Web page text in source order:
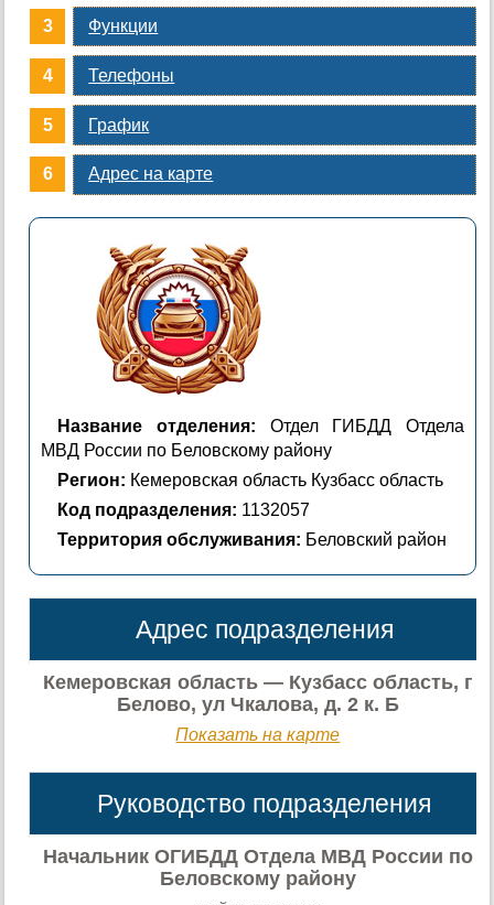
Функции
Телефоны
График
Адрес на карте
Название отделения: Отдел ГИБДД Отдела
МВД России по Беловскому району
Регион: Кемеровская область Кузбасс область
Код подразделения: 1132057
Территория обслуживания: Беловский район
Адрес подразделения
Кемеровская область — Кузбасс область, г
Белово, ул Чкалова, д. 2 к. Б
Показать на карте
Руководство подразделения
Начальник ОГИБДД Отдела МВД России по
Беловскому району